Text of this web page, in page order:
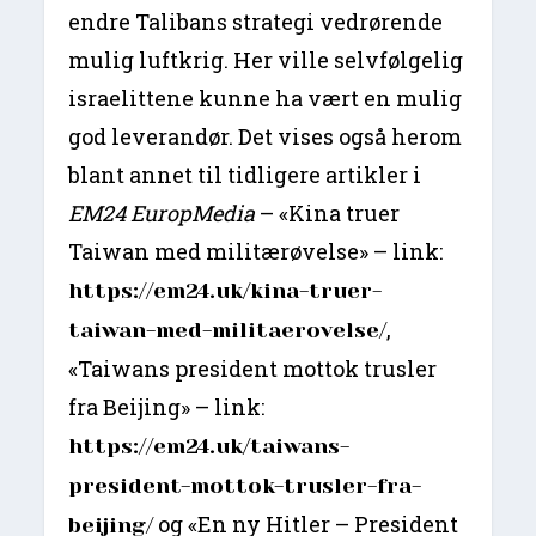
endre Talibans strategi vedrørende
mulig luftkrig. Her ville selvfølgelig
israelittene kunne ha vært en mulig
god leverandør. Det vises også herom
blant annet til tidligere artikler i
EM24 EuropMedia – «Kina truer
Taiwan med militærøvelse» – link:
https://em24.uk/kina-truer-
taiwan-med-militaerovelse/,
«Taiwans president mottok trusler
fra Beijing» – link:
https://em24.uk/taiwans-
president-mottok-trusler-fra-
beijing/og «En ny Hitler – President